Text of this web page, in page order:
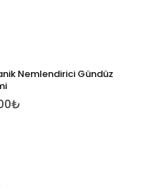
Nemlendirici Gündüz